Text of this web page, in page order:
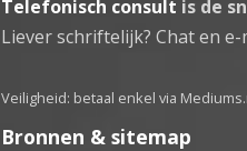
Telefonisch consult is de
Liever schriftelijk? Chat en
Veiligheid: betaal enkel via
Bronnen & sitemap